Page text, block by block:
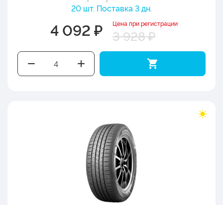
20 шт. Поставка 3 дн.
4 092 ₽ Цена при регистрации
3 928 ₽